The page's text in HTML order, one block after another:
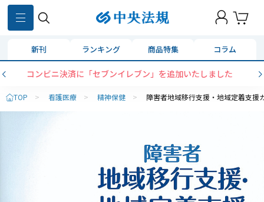
新刊 ランキング 商品特集 コラム
コンビニ決済に「セブンイレブン」を追加いたしました
TOP > 看護医療 > 精神保健 > 障害者地域移行支援・地域定着支援